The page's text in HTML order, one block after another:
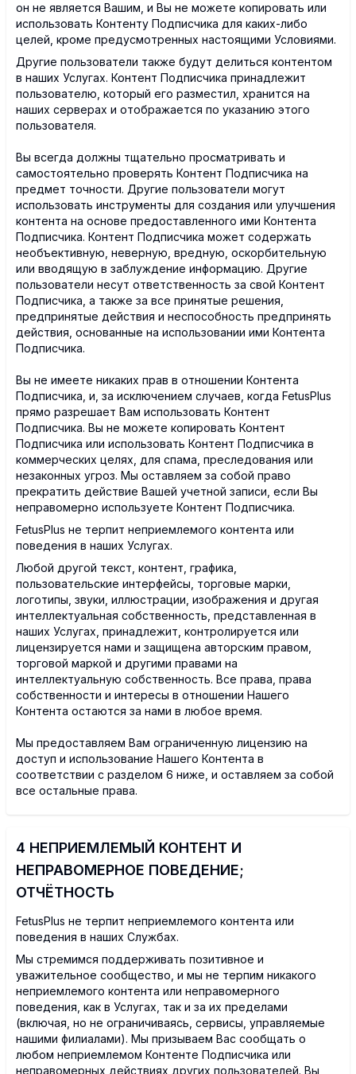
он не является Вашим, и Вы не можете копировать или
использовать Контенту Подписчика для каких-либо
целей, кроме предусмотренных настоящими Условиями.
Другие пользователи также будут делиться контентом
в наших Услугах. Контент Подписчика принадлежит
пользователю, который его разместил, хранится на
наших серверах и отображается по указанию этого
пользователя.
Вы всегда должны тщательно просматривать и
самостоятельно проверять Контент Подписчика на
предмет точности. Другие пользователи могут
использовать инструменты для создания или улучшения
контента на основе предоставленного ими Контента
Подписчика. Контент Подписчика может содержать
необъективную, неверную, вредную, оскорбительную
или вводящую в заблуждение информацию. Другие
пользователи несут ответственность за свой Контент
Подписчика, а также за все принятые решения,
предпринятые действия и неспособность предпринять
действия, основанные на использовании ими Контента
Подписчика.
Вы не имеете никаких прав в отношении Контента
Подписчика, и, за исключением случаев, когда FetusPlus
прямо разрешает Вам использовать Контент
Подписчика. Вы не можете копировать Контент
Подписчика или использовать Контент Подписчика в
коммерческих целях, для спама, преследования или
незаконных угроз. Мы оставляем за собой право
прекратить действие Вашей учетной записи, если Вы
неправомерно используете Контент Подписчика.
FetusPlus не терпит неприемлемого контента или
поведения в наших Услугах.
Любой другой текст, контент, графика,
пользовательские интерфейсы, торговые марки,
логотипы, звуки, иллюстрации, изображения и другая
интеллектуальная собственность, представленная в
наших Услугах, принадлежит, контролируется или
лицензируется нами и защищена авторским правом,
торговой маркой и другими правами на
интеллектуальную собственность. Все права, права
собственности и интересы в отношении Нашего
Контента остаются за нами в любое время.
Мы предоставляем Вам ограниченную лицензию на
доступ и использование Нашего Контента в
соответствии с разделом 6 ниже, и оставляем за собой
все остальные права.
4 НЕПРИЕМЛЕМЫЙ КОНТЕНТ И
НЕПРАВОМЕРНОЕ ПОВЕДЕНИЕ;
ОТЧЁТНОСТЬ
FetusPlus не терпит неприемлемого контента или
поведения в наших Службах.
Мы стремимся поддерживать позитивное и
уважительное сообщество, и мы не терпим никакого
неприемлемого контента или неправомерного
поведения, как в Услугах, так и за их пределами
(включая, но не ограничиваясь, сервисы, управляемые
нашими филиалами). Мы призываем Вас сообщать о
любом неприемлемом Контенте Подписчика или
неправомерных действиях других пользователей. Вы